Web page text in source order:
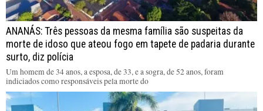
ANANÁS: Três pessoas da mesma família são suspeitas da
morte de idoso que ateou fogo em tapete de padaria durante
surto, diz polícia
Um homem de 34 anos, a esposa, de 33, e a sogra, de 52 anos, foram
indiciados como responsáveis pela morte do